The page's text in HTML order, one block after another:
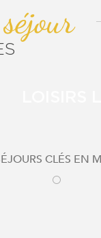
CLÉS EN